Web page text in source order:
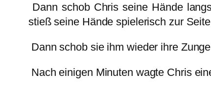
Dann schob Chris seine Hände
stieß seine Hände spielerisch zur
Dann schob sie ihm wieder ihre
Nach einigen Minuten wagte Chris